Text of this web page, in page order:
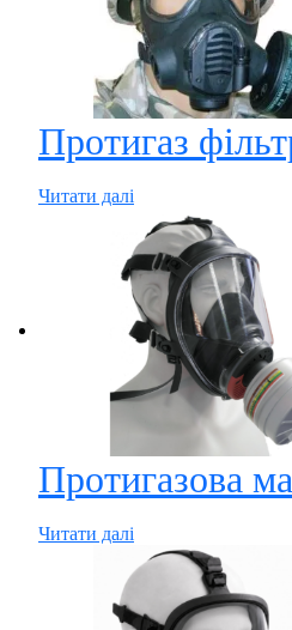
Протигаз
Читати далі
Протигазова
Читати далі